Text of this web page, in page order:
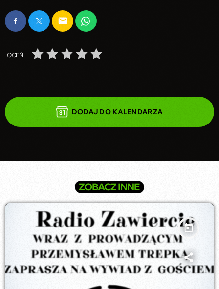
email
OCEŃ
DODAJ DO KALENDARZA
ZOBACZ INNE
today